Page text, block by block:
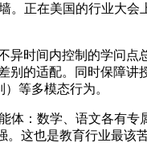
正在美国的行业大会
间内控制的学问点
别的适配。同时保障
等多模态行为。
数学、语文各有专
。这也是教育行业最